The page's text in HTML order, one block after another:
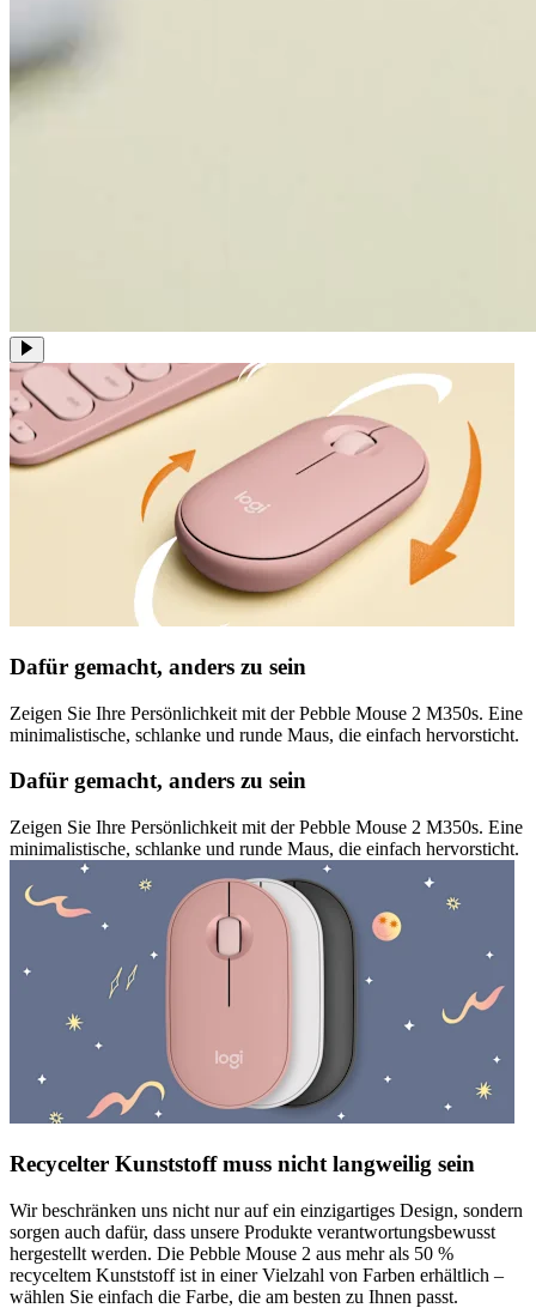
Dafür gemacht, anders zu sein
Zeigen Sie Ihre Persönlichkeit mit der Pebble Mouse 2 M350s. Eine
minimalistische, schlanke und runde Maus, die einfach hervorsticht.
Dafür gemacht, anders zu sein
Zeigen Sie Ihre Persönlichkeit mit der Pebble Mouse 2 M350s. Eine
minimalistische, schlanke und runde Maus, die einfach hervorsticht.
Recycelter Kunststoff muss nicht langweilig sein
Wir beschränken uns nicht nur auf ein einzigartiges Design, sondern
sorgen auch dafür, dass unsere Produkte verantwortungsbewusst
hergestellt werden. Die Pebble Mouse 2 aus mehr als 50 %
recyceltem Kunststoff ist in einer Vielzahl von Farben erhältlich –
wählen Sie einfach die Farbe, die am besten zu Ihnen passt.